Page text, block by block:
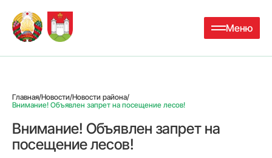
Меню
Главная/Новости/Новости района/
Внимание! Объявлен запрет на посещение лесов!
Внимание! Объявлен запрет на
посещение лесов!